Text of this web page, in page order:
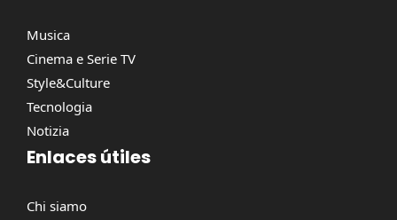
Musica
Cinema e Serie TV
Style&Culture
Tecnologia
Notizia
Enlaces útiles
Chi siamo